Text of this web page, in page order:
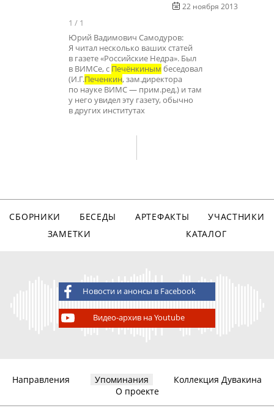
22 ноября 2013
1 / 1
Юрий Вадимович Самодуров:
Я читал несколько ваших статей
в газете «Российские Недра». Был
в ВИМСе, с Печёнкиным беседовал
(И.Г.Печенкин, зам.директора
по науке ВИМС — прим.ред.) и там
у него увидел эту газету, обычно
в других институтах
СБОРНИКИ БЕСЕДЫ АРТЕФАКТЫ
УЧАСТНИКИ
ЗАМЕТКИ
КАТАЛОГ
Новости и анонсы в Facebook
Видео-архив на Youtube
Направления Упоминания
Коллекция Дувакина
О проекте